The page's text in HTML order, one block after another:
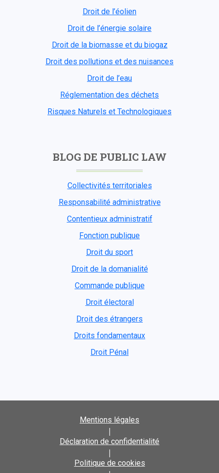
Droit de l’éolien
Droit de l’énergie solaire
Droit de la biomasse et du biogaz
Droit des pollutions et des nuisances
Droit de l’eau
Réglementation des déchets
Risques Naturels et Technologiques
BLOG DE PUBLIC LAW
Collectivités territoriales
Responsabilité administrative
Contentieux administratif
Fonction publique
Droit du sport
Droit de la domanialité
Commande publique
Droit électoral
Droit des étrangers
Droits fondamentaux
Droit Pénal
Mentions légales
|
Déclaration de confidentialité
|
Politique de cookies